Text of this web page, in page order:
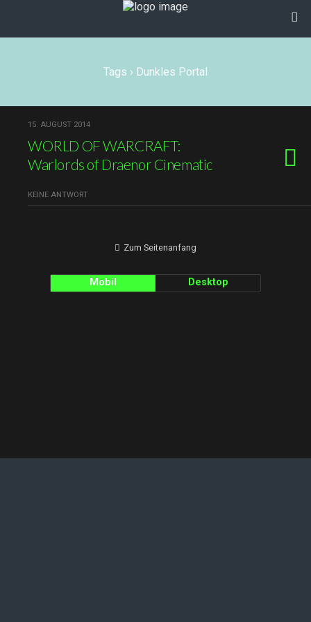
Tags › Dunkles Portal
15. AUGUST 2014
WORLD OF WARCRAFT:
Warlords of Draenor Cinematic
KEINE ANTWORT
Zum Seitenanfang
Mobil Desktop